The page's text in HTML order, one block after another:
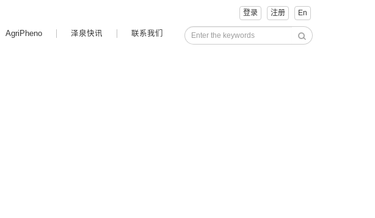
登录 注册 En
AgriPheno 泽泉快讯 联系我们